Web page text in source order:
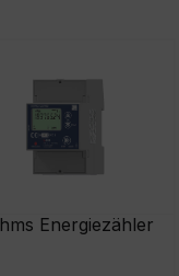
Energiezähler